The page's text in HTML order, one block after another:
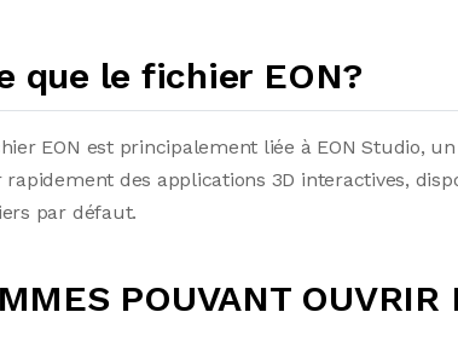
que le fichier EON?
EON est principalement liée à EON Studio,
des applications 3D interactives,
par défaut.
POUVANT OUVRIR